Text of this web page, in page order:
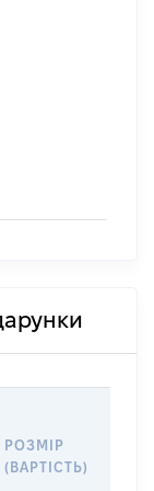
РОЗМІР
(ВАРТІСТЬ)